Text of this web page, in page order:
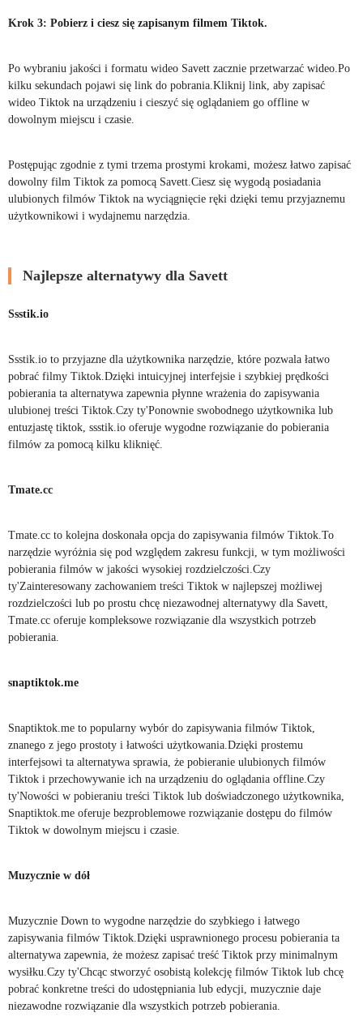
Krok 3: Pobierz i ciesz się zapisanym filmem Tiktok.
Po wybraniu jakości i formatu wideo Savett zacznie przetwarzać wideo.Po
kilku sekundach pojawi się link do pobrania.Kliknij link, aby zapisać
wideo Tiktok na urządzeniu i cieszyć się oglądaniem go offline w
dowolnym miejscu i czasie.
Postępując zgodnie z tymi trzema prostymi krokami, możesz łatwo zapisać
dowolny film Tiktok za pomocą Savett.Ciesz się wygodą posiadania
ulubionych filmów Tiktok na wyciągnięcie ręki dzięki temu przyjaznemu
użytkownikowi i wydajnemu narzędzia.
Najlepsze alternatywy dla Savett
Ssstik.io
Ssstik.io to przyjazne dla użytkownika narzędzie, które pozwala łatwo
pobrać filmy Tiktok.Dzięki intuicyjnej interfejsie i szybkiej prędkości
pobierania ta alternatywa zapewnia płynne wrażenia do zapisywania
ulubionej treści Tiktok.Czy ty'Ponownie swobodnego użytkownika lub
entuzjastę tiktok, ssstik.io oferuje wygodne rozwiązanie do pobierania
filmów za pomocą kilku kliknięć.
Tmate.cc
Tmate.cc to kolejna doskonała opcja do zapisywania filmów Tiktok.To
narzędzie wyróżnia się pod względem zakresu funkcji, w tym możliwości
pobierania filmów w jakości wysokiej rozdzielczości.Czy
ty'Zainteresowany zachowaniem treści Tiktok w najlepszej możliwej
rozdzielczości lub po prostu chcę niezawodnej alternatywy dla Savett,
Tmate.cc oferuje kompleksowe rozwiązanie dla wszystkich potrzeb
pobierania.
snaptiktok.me
Snaptiktok.me to popularny wybór do zapisywania filmów Tiktok,
znanego z jego prostoty i łatwości użytkowania.Dzięki prostemu
interfejsowi ta alternatywa sprawia, że pobieranie ulubionych filmów
Tiktok i przechowywanie ich na urządzeniu do oglądania offline.Czy
ty'Nowości w pobieraniu treści Tiktok lub doświadczonego użytkownika,
Snaptiktok.me oferuje bezproblemowe rozwiązanie dostępu do filmów
Tiktok w dowolnym miejscu i czasie.
Muzycznie w dół
Muzycznie Down to wygodne narzędzie do szybkiego i łatwego
zapisywania filmów Tiktok.Dzięki usprawnionego procesu pobierania ta
alternatywa zapewnia, że możesz zapisać treść Tiktok przy minimalnym
wysiłku.Czy ty'Chcąc stworzyć osobistą kolekcję filmów Tiktok lub chcę
pobrać konkretne treści do udostępniania lub edycji, muzycznie daje
niezawodne rozwiązanie dla wszystkich potrzeb pobierania.